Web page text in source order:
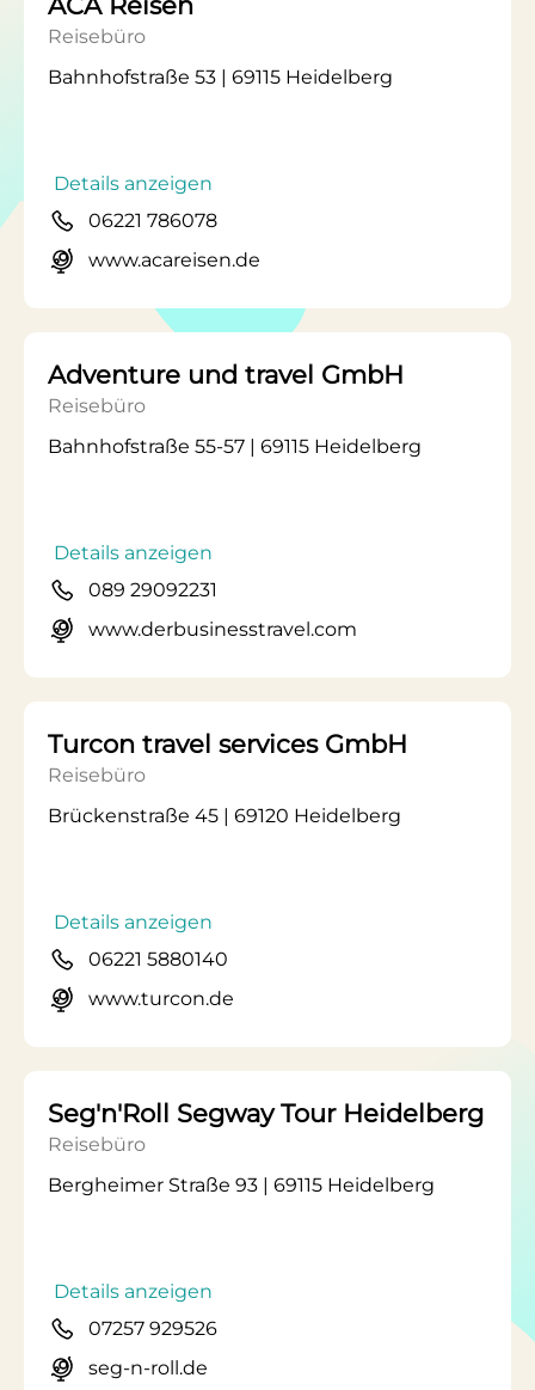
Reisebüro
Bahnhofstraße 53 | 69115 Heidelberg
Details anzeigen
06221 786078
www.acareisen.de
Adventure und travel GmbH
Reisebüro
Bahnhofstraße 55-57 | 69115 Heidelberg
Details anzeigen
089 29092231
www.derbusinesstravel.com
Turcon travel services GmbH
Reisebüro
Brückenstraße 45 | 69120 Heidelberg
Details anzeigen
06221 5880140
www.turcon.de
Seg'n'Roll Segway Tour Heidelberg
Reisebüro
Bergheimer Straße 93 | 69115 Heidelberg
Details anzeigen
07257 929526
seg-n-roll.de